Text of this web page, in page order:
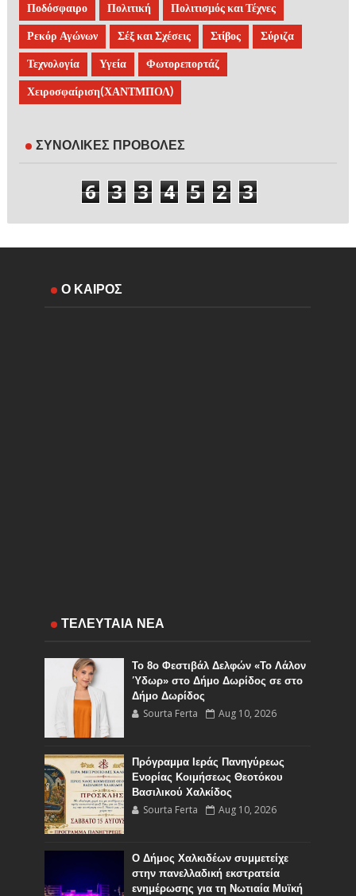
Ποδόσφαιρο Πολιτική Πολιτισμός και Τέχνες
Ρεκόρ Αγώνων Σέξ και Σχέσεις Στίβος Σύριζα
Τεχνολογία Υγεία Φωτορεπορτάζ
Χειροσφαίριση(ΧΑΝΤΜΠΟΛ)
ΣΥΝΟΛΙΚΕΣ ΠΡΟΒΟΛΕΣ
6 3 3 4 5 2 3
Ο ΚΑΙΡΟΣ
ΤΕΛΕΥΤΑΙΑ ΝΕΑ
Το 8ο Φεστιβάλ Δελφών «Το Λάλον
Ύδωρ» στο Δήμο Δωρίδος σε στο
Δήμο Δωρίδος
Sourta Ferta Aug 10, 2026
Πρόγραμμα Ιεράς Πανηγύρεως
Ενορίας Κοιμήσεως Θεοτόκου
Βασιλικού Χαλκίδος
Sourta Ferta Aug 10, 2026
Ο Δήμος Χαλκιδέων συμμετείχε
στην πανελλαδική εκστρατεία
ενημέρωσης για τη Νωτιαία Μυϊκή